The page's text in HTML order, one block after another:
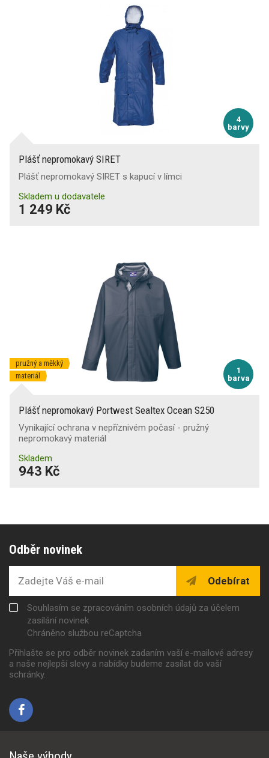
4
barvy
Plášť nepromokavý SIRET
Plášť nepromokavý SIRET s kapucí v límci
Skladem u dodavatele
1 249 Kč
1
barva
pružný a měkký
materiál
Plášť nepromokavý Portwest Sealtex Ocean S250
Vynikající ochrana v nepříznivém počasí - pružný
nepromokavý materiál
Skladem
943 Kč
Odběr novinek
Odebírat
Souhlasím se zpracováním osobních údajů za účelem
zasílání novinek
Chráněno službou reCaptcha
Přihlašte se pro odběr novinek zadaním vaší e-mailové adresy
a naše nejlepší slevy a nabídky budeme zasílat do vaší
schránky.